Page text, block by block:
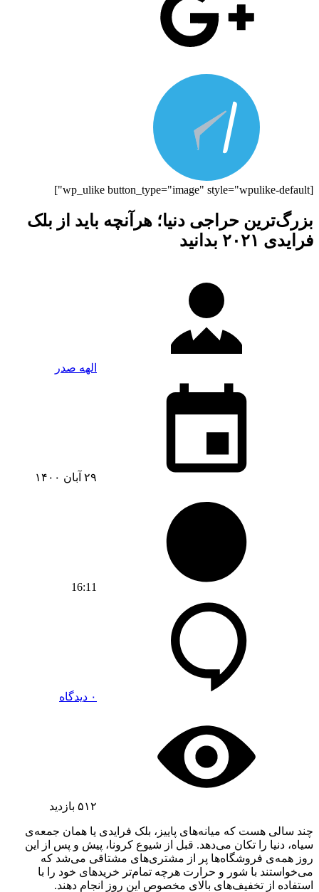
[wp_ulike button_type="image" style="wpulike-default"]
بزرگ‌ترین حراجی دنیا؛ هرآنچه باید از بلک
فرایدی ۲۰۲۱ بدانید
الهه صدر
۲۹ آبان ۱۴۰۰
16:11
۰ دیدگاه
۵۱۲ بازدید
چند سالی هست که میانه‌های پاییز، بلک فرایدی یا همان جمعه‌ی
سیاه، دنیا را تکان می‌دهد. قبل از شیوع کرونا، پیش و پس از این
روز همه‌‌ی فروشگاه‌ها پر از مشتری‌های مشتاقی می‌شد که
می‌خواستند با شور و حرارت هرچه تمام‌تر خریدهای خود را با
استفاده از تخفیف‌های بالای مخصوص این روز انجام دهند.